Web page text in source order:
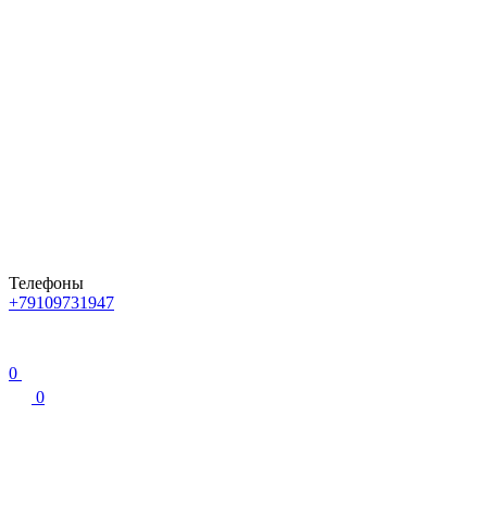
Телефоны
+79109731947
0
0